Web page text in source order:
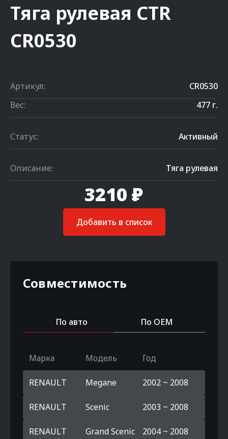
Тяга рулевая CTR
CR0530
Артикул:
CR0530
Вес:
477 г.
Статус: Активный
Описание: Тяга рулевая
3210 ₽
Добавить в список
Совместимость
По авто По OEM
Марка Модель Год
RENAULT Megane 2002 ~ 2008
RENAULT Scenic 2003 ~ 2008
RENAULT Grand Scenic 2004 ~ 2008